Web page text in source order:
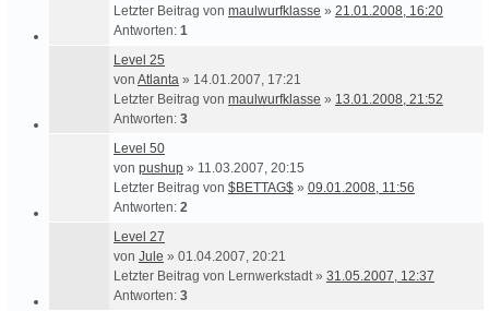
Letzter Beitrag von maulwurfklasse » 21.01.2008, 16:20
Antworten: 1
Level 25
von Atlanta » 14.01.2007, 17:21
Letzter Beitrag von maulwurfklasse » 13.01.2008, 21:52
Antworten: 3
Level 50
von pushup » 11.03.2007, 20:15
Letzter Beitrag von $BETTAG$ » 09.01.2008, 11:56
Antworten: 2
Level 27
von Jule » 01.04.2007, 20:21
Letzter Beitrag von Lernwerkstadt» 31.05.2007, 12:37
Antworten: 3